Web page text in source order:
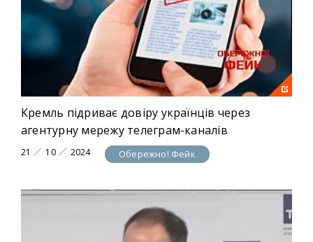
Кремль підриває довіру українців через
агентурну мережу телеграм-каналів
21 10 2024 Обережно! Фейк